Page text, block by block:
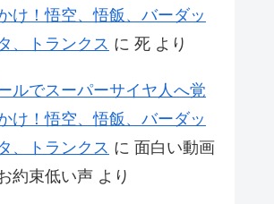
け！悟空、悟飯、バーダッ
、トランクス に 死 より
ルでスーパーサイヤ人へ覚
け！悟空、悟飯、バーダッ
、トランクス に 面白い動画
約束低い声 より